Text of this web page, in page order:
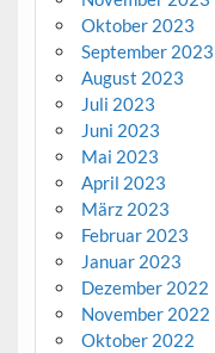
Oktober 2023
September 2023
August 2023
Juli 2023
Juni 2023
Mai 2023
April 2023
März 2023
Februar 2023
Januar 2023
Dezember 2022
November 2022
Oktober 2022